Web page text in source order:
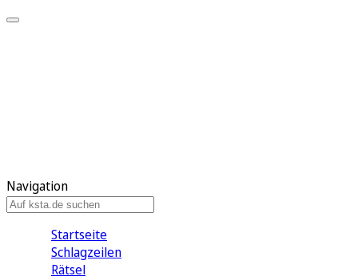
Navigation
Startseite
Schlagzeilen
Rätsel